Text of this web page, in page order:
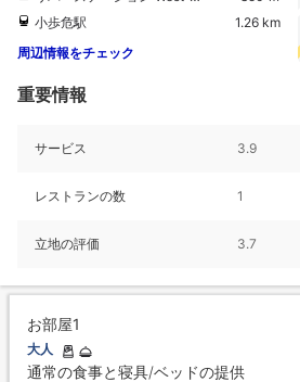
小歩危駅
1.26 km
周辺情報をチェック
重要情報
サービス 3.9
レストランの数 1
立地の評価 3.7
お部屋1
大人
通常の食事と寝具/ベッドの提供